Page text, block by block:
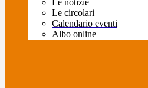
Le notizie
Le circolari
Calendario eventi
Albo online